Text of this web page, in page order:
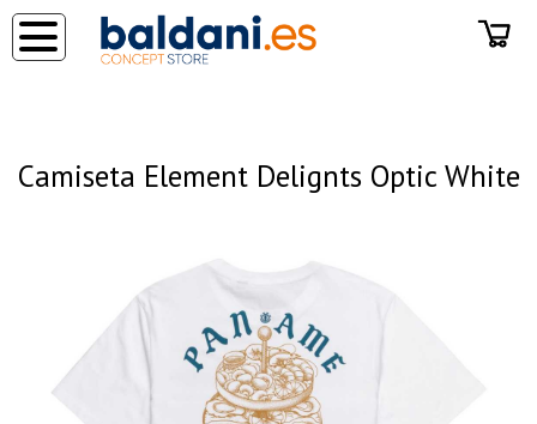
Camiseta Element Delignts Optic White